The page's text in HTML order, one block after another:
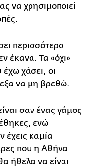
να χρησιμοποιεί
περισσότερο
έκανα. Τα «όχι»
χάσει, οι
να μη βρεθώ.
σαν ένας γάμος
ενώ
έχεις καμία
που η Αθήνα
ήθελα να είναι